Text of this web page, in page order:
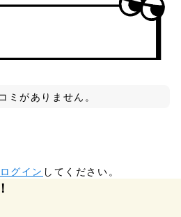
ミがありません。
ログイン してください。